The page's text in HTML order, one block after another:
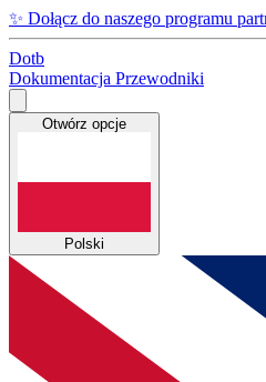
✨ Dołącz do naszego programu
Dotb
Dokumentacja Przewodniki
Otwórz opcje
Polski